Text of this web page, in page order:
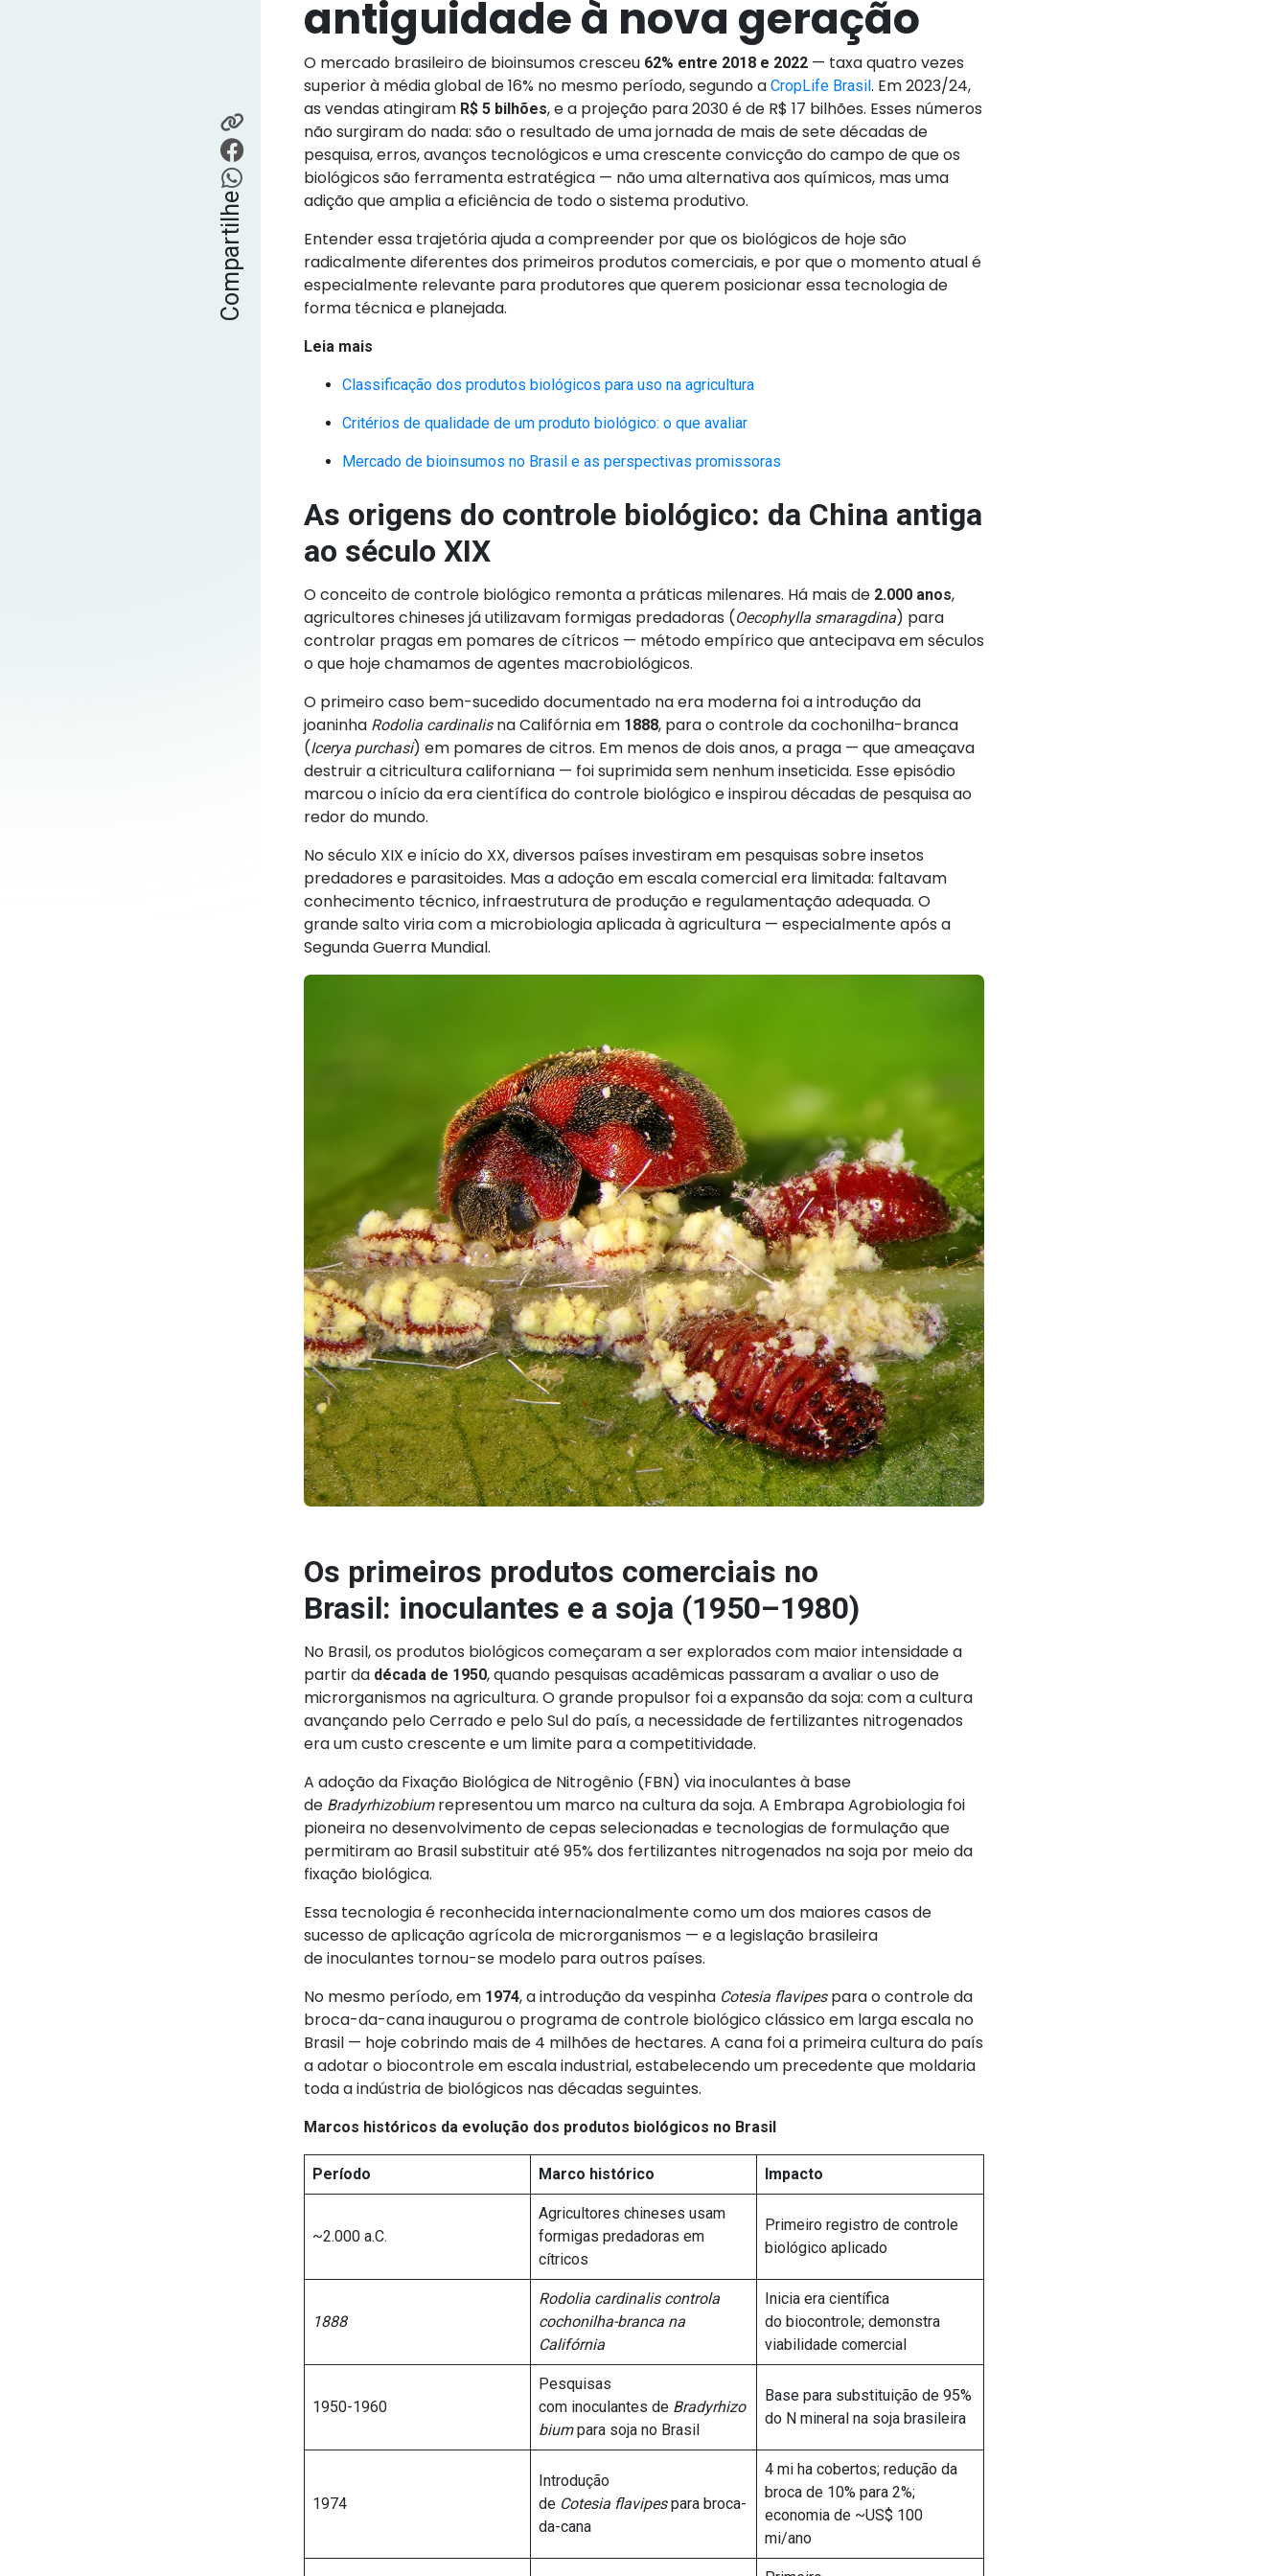
Compartilhe
antiguidade à nova geração
O mercado brasileiro de bioinsumos cresceu 62% entre 2018 e 2022— taxa quatro vezes
superior à média global de 16% no mesmo período, segundo a CropLife Brasil. Em 2023/24,
as vendas atingiram R$ 5 bilhões, e a projeção para 2030 é de R$ 17 bilhões. Esses números
não surgiram do nada: são o resultado de uma jornada de mais de sete décadas de
pesquisa, erros, avanços tecnológicos e uma crescente convicção do campo de que os
biológicos são ferramenta estratégica — não uma alternativa aos químicos, mas uma
adição que amplia a eficiência de todo o sistema produtivo.
Entender essa trajetória ajuda a compreender por que os biológicos de hoje são
radicalmente diferentes dos primeiros produtos comerciais, e por que o momento atual é
especialmente relevante para produtores que querem posicionar essa tecnologia de
forma técnica e planejada.
Leia mais
Classificação dos produtos biológicos para uso na agricultura
Critérios de qualidade de um produto biológico: o que avaliar
Mercado de bioinsumos no Brasil e as perspectivas promissoras
As origens do controle biológico: da China antiga
ao século XIX
O conceito de controle biológico remonta a práticas milenares. Há mais de 2.000 anos,
agricultores chineses já utilizavam formigas predadoras (Oecophylla smaragdina) para
controlar pragas em pomares de cítricos — método empírico que antecipava em séculos
o que hoje chamamos de agentes macrobiológicos.
O primeiro caso bem-sucedido documentado na era moderna foi a introdução da
joaninha Rodolia cardinalisna Califórnia em 1888, para o controle da cochonilha-branca
(Icerya purchasi) em pomares de citros. Em menos de dois anos, a praga — que ameaçava
destruir a citricultura californiana — foi suprimida sem nenhum inseticida. Esse episódio
marcou o início da era científica do controle biológico e inspirou décadas de pesquisa ao
redor do mundo.
No século XIX e início do XX, diversos países investiram em pesquisas sobre insetos
predadores e parasitoides. Mas a adoção em escala comercial era limitada: faltavam
conhecimento técnico, infraestrutura de produção e regulamentação adequada. O
grande salto viria com a microbiologia aplicada à agricultura — especialmente após a
Segunda Guerra Mundial.
Os primeiros produtos comerciais no
Brasil: inoculantes e a soja (1950–1980)
No Brasil, os produtos biológicos começaram a ser explorados com maior intensidade a
partir da década de 1950, quando pesquisas acadêmicas passaram a avaliar o uso de
microrganismos na agricultura. O grande propulsor foi a expansão da soja: com a cultura
avançando pelo Cerrado e pelo Sul do país, a necessidade de fertilizantes nitrogenados
era um custo crescente e um limite para a competitividade.
A adoção da Fixação Biológica de Nitrogênio (FBN) via inoculantes à base
de Bradyrhizobiumrepresentou um marco na cultura da soja. A Embrapa Agrobiologia foi
pioneira no desenvolvimento de cepas selecionadas e tecnologias de formulação que
permitiram ao Brasil substituir até 95% dos fertilizantes nitrogenados na soja por meio da
fixação biológica.
Essa tecnologia é reconhecida internacionalmente como um dos maiores casos de
sucesso de aplicação agrícola de microrganismos — e a legislação brasileira
de inoculantes tornou-se modelo para outros países.
No mesmo período, em 1974, a introdução da vespinha Cotesia flavipespara o controle da
broca-da-cana inaugurou o programa de controle biológico clássico em larga escala no
Brasil — hoje cobrindo mais de 4 milhões de hectares. A cana foi a primeira cultura do país
a adotar o biocontrole em escala industrial, estabelecendo um precedente que moldaria
toda a indústria de biológicos nas décadas seguintes.
Marcos históricos da evolução dos produtos biológicos no Brasil
Período Marco histórico Impacto
~2.000 a.C.
Agricultores chineses usam
formigas predadoras em
cítricos
Primeiro registro de controle
biológico aplicado
1888
Rodolia cardinalis controla
cochonilha-branca na
Califórnia
Inicia era científica
do biocontrole; demonstra
viabilidade comercial
1950-1960
Pesquisas
com inoculantes de Bradyrhizo
biumpara soja no Brasil
Base para substituição de 95%
do N mineral na soja brasileira
1974
Introdução
deCotesia flavipespara broca-
da-cana
4 mi ha cobertos; redução da
broca de 10% para 2%;
economia de ~US$ 100
mi/ano